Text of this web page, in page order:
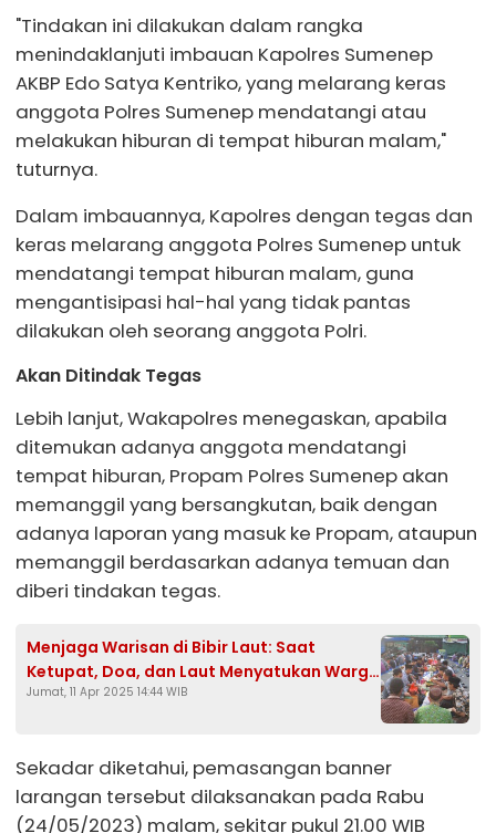
"Tindakan ini dilakukan dalam rangka
menindaklanjuti imbauan Kapolres Sumenep
AKBP Edo Satya Kentriko, yang melarang keras
anggota Polres Sumenep mendatangi atau
melakukan hiburan di tempat hiburan malam,"
tuturnya.
Dalam imbauannya, Kapolres dengan tegas dan
keras melarang anggota Polres Sumenep untuk
mendatangi tempat hiburan malam, guna
mengantisipasi hal-hal yang tidak pantas
dilakukan oleh seorang anggota Polri.
Akan Ditindak Tegas
Lebih lanjut, Wakapolres menegaskan, apabila
ditemukan adanya anggota mendatangi
tempat hiburan, Propam Polres Sumenep akan
memanggil yang bersangkutan, baik dengan
adanya laporan yang masuk ke Propam, ataupun
memanggil berdasarkan adanya temuan dan
diberi tindakan tegas.
Menjaga Warisan di Bibir Laut: Saat
Ketupat, Doa, dan Laut Menyatukan Warga
Gesik Tuban
Jumat, 11 Apr 2025 14:44 WIB
Sekadar diketahui, pemasangan banner
larangan tersebut dilaksanakan pada Rabu
(24/05/2023) malam, sekitar pukul 21.00 WIB